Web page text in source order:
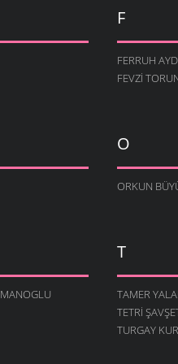
F
FERRUH
FEVZI
O
ORKUN
T
TAMER
TETRI
TURGAY